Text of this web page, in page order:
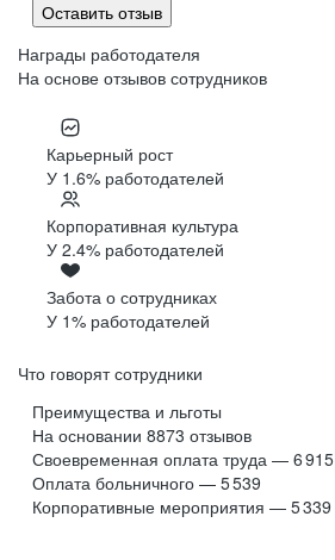
Оставить отзыв
Награды работодателя
На основе отзывов сотрудников
Карьерный рост
У 1.6% работодателей
Корпоративная культура
У 2.4% работодателей
Забота о сотрудниках
У 1% работодателей
Что говорят сотрудники
Преимущества и льготы
На основании 8873 отзывов
Своевременная оплата труда — 6 915
Оплата больничного — 5 539
Корпоративные мероприятия — 5 339